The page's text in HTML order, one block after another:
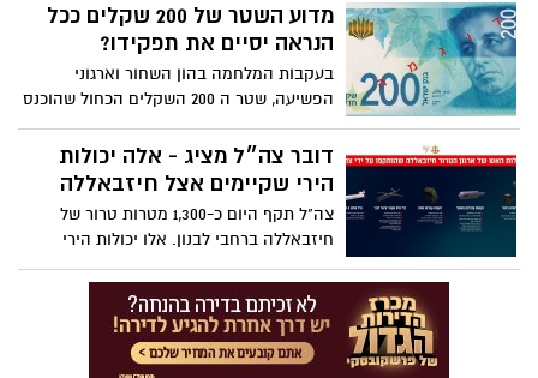
פיקטיביים ברשת של מחבלים מארגון הטרור
חיזבאללה שמשתמשים ברשתות החברתיות
לחיילי צה״ל ולנסות להוציא מהם מידע רגיש
אודות מיקומם בבסיסים במרחב הארץ
מדוע השטר של 200 שקלים ככל
הנראה יסיים את תפקידו?
בעקבות המלחמה בהון השחור וארגוני
הפשיעה, שטר ה 200 השקלים הכחול שהוכנס
למחזור בנובמבר 2015 עשוי עשר שנים אחרי,
לצאת מהארנקים שלנו לגריסה. התוצאה,
רבים הציפו את חלפני הכספים ורכשו דולרים
במחירים מופקעי, העיקר להיפטר מהשטרות.
בכיר לשעבר ברשות המיסים מסביר כי תהיה
פגיעה קשה בשכבות החלשות שאינן מחזיקות
כרטיסי אשראי. המזומן הוא לרוב אמצעי
התשלום היחיד שלהם.
דובר צה״ל מציג - אלה יכולות
הירי שקיימים אצל חיזבאללה
צה"ל תקף היום כ-1,300 מטרות טרור של
חיזבאללה ברחבי לבנון. אלו יכולות הירי
שקיימים לחיזבאללה וחיל האוויר פועל
ביממות האחרונות לגריעת היכולות. דובר
צה"ל, תת-אלוף דניאל הגרי: "הפעולה של
צה"ל ביממה האחרונה מוכיחה יכולות תכנון
וביצוע גבוהות ומדויקות, והן שהביאו להישגים